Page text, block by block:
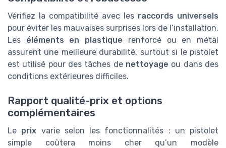
Vérifiez la compatibilité avec les raccords universels
pour éviter les mauvaises surprises lors de l’installation.
Les éléments en plastique renforcé ou en métal
assurent une meilleure durabilité, surtout si le pistolet
est utilisé pour des tâches de nettoyage ou dans des
conditions extérieures difficiles.
Rapport qualité-prix et options
complémentaires
Le prix varie selon les fonctionnalités : un pistolet
simple coûtera moins cher qu’un modèle